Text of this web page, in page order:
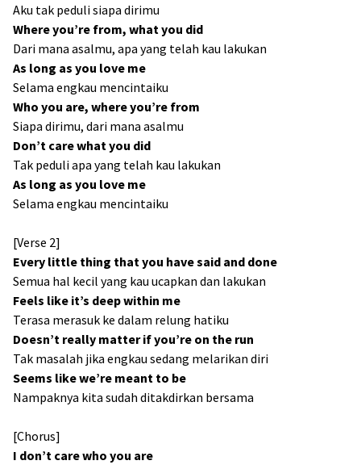
Aku tak peduli siapa dirimu
Where you’re from, what you did
Dari mana asalmu, apa yang telah kau lakukan
As long as you love me
Selama engkau mencintaiku
Who you are, where you’re from
Siapa dirimu, dari mana asalmu
Don’t care what you did
Tak peduli apa yang telah kau lakukan
As long as you love me
Selama engkau mencintaiku
[Verse 2]
Every little thing that you have said and done
Semua hal kecil yang kau ucapkan dan lakukan
Feels like it’s deep within me
Terasa merasuk ke dalam relung hatiku
Doesn’t really matter if you’re on the run
Tak masalah jika engkau sedang melarikan diri
Seems like we’re meant to be
Nampaknya kita sudah ditakdirkan bersama
[Chorus]
I don’t care who you are